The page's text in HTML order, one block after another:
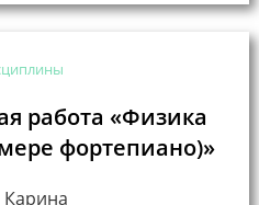
работа «Физика
фортепиано)»
Карина